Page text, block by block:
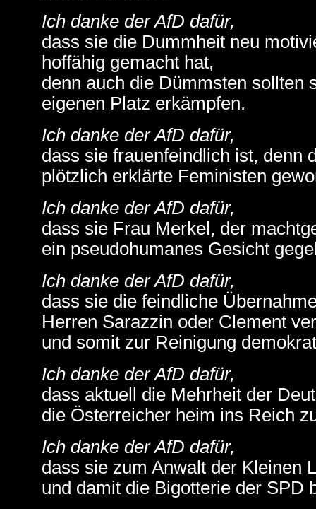
Ich danke der AfD dafür,
dass sie die Dummheit neu
hoffähig gemacht hat,
denn auch die Dümmsten sollten
eigenen Platz erkämpfen.
Ich danke der AfD dafür,
dass sie frauenfeindlich ist, denn
plötzlich erklärte Feministen
Ich danke der AfD dafür,
dass sie Frau Merkel, der
ein pseudohumanes Gesicht
Ich danke der AfD dafür,
dass sie die feindliche
Herren Sarazzin oder Clement
und somit zur Reinigung
Ich danke der AfD dafür,
dass aktuell die Mehrheit der
die Österreicher heim ins Reich
Ich danke der AfD dafür,
dass sie zum Anwalt der Kleinen
und damit die Bigotterie der SPD